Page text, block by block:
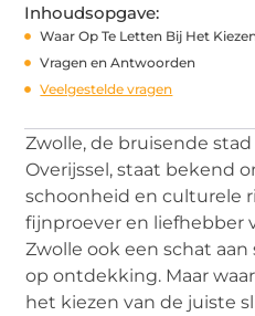
Inhoudsopgave:
Waar Op Te Letten Bij Het
Vragen en Antwoorden
Veelgestelde vragen
Zwolle, de bruisende
Overijssel, staat bekend
schoonheid en culturele
fijnproever en liefhebber
Zwolle ook een schat
op ontdekking. Maar
het kiezen van de juiste